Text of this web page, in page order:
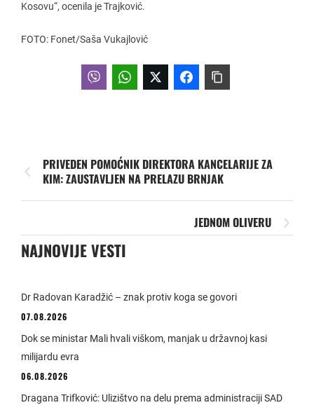
Kosovu“, ocenila je Trajković.
FOTO: Fonet/Saša Vukajlović
PRIVEDEN POMOĆNIK DIREKTORA KANCELARIJE ZA
KIM: ZAUSTAVLJEN NA PRELAZU BRNJAK
JEDNOM OLIVERU
NAJNOVIJE VESTI
Dr Radovan Karadžić – znak protiv koga se govori
07.08.2026
Dok se ministar Mali hvali viškom, manjak u državnoj kasi
milijardu evra
06.08.2026
Dragana Trifković: Ulizištvo na delu prema administraciji SAD